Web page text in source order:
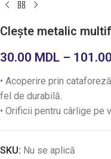
Clește metalic
30.00 MDL – 101.00
• Acoperire prin
fel de durabilă.
• Orificii pentru cârlige pe
SKU: Nu se aplică